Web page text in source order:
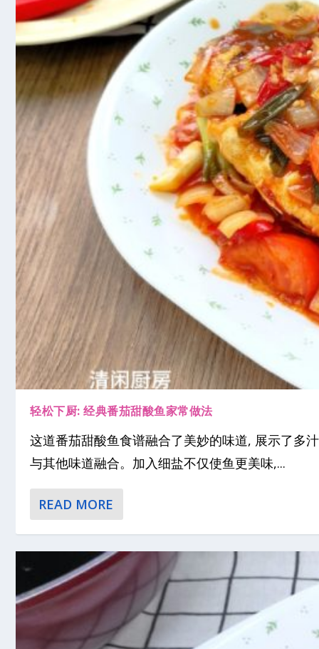
轻松下厨: 经典番茄甜酸鱼家常做法
这道番茄甜酸鱼食谱融合了美妙的味道, 展示了多
与其他味道融合。加入细盐不仅使鱼更美味,...
READ MORE